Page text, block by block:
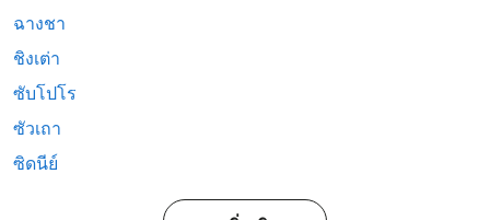
ฉางชา
ชิงเต่า
ซับโปโร
ซัวเถา
ซิดนีย์